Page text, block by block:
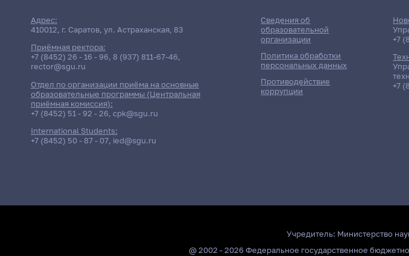
Адрес:
410012, г. Саратов, ул. Астраханская, 83
Приёмная ректора:
+7 (8452) 26 - 16 - 96, 8 (937) 811-67-46,
rector@sgu.ru
Отдел по организации приёма на основные
образовательные программы (Центральная
приёмная комиссия):
+7 (8452) 51 - 92 - 26, cpk@sgu.ru
International Students:
+7 (8452) 50 - 87 - 07, ied@sgu.ru
Сведения об
образовательной
организации
Политика обработки
персональных данных
Противодействие
коррупции
+7
+7
Учредитель: Министерство
@ 2002 - 2026 Федеральное государственное